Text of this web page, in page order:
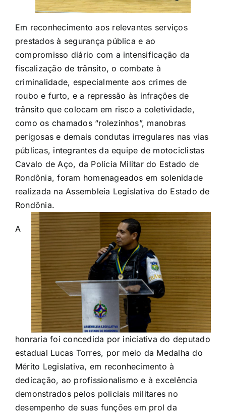
Em reconhecimento aos relevantes serviços
prestados à segurança pública e ao
compromisso diário com a intensificação da
fiscalização de trânsito, o combate à
criminalidade, especialmente aos crimes de
roubo e furto, e a repressão às infrações de
trânsito que colocam em risco a coletividade,
como os chamados “rolezinhos”, manobras
perigosas e demais condutas irregulares nas vias
públicas, integrantes da equipe de motociclistas
Cavalo de Aço, da Polícia Militar do Estado de
Rondônia, foram homenageados em solenidade
realizada na Assembleia Legislativa do Estado de
Rondônia.
A
honraria foi concedida por iniciativa do deputado
estadual Lucas Torres, por meio da Medalha do
Mérito Legislativa, em reconhecimento à
dedicação, ao profissionalismo e à excelência
demonstrados pelos policiais militares no
desempenho de suas funções em prol da